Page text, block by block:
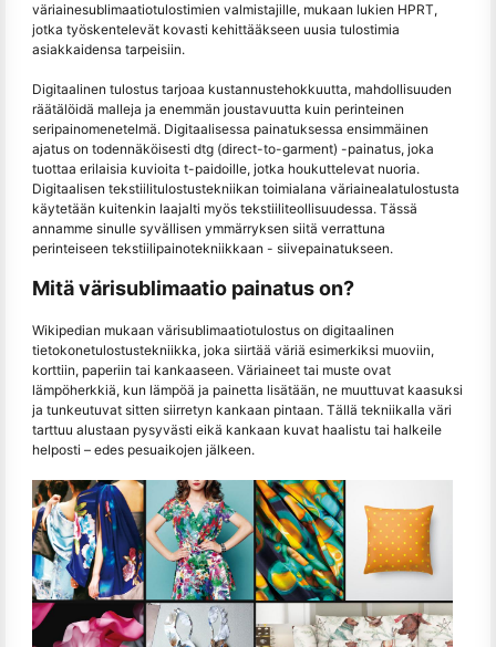
väriainesublimaatiotulostimien valmistajille, mukaan lukien HPRT,
jotka työskentelevät kovasti kehittääkseen uusia tulostimia
asiakkaidensa tarpeisiin.
Digitaalinen tulostus tarjoaa kustannustehokkuutta, mahdollisuuden
räätälöidä malleja ja enemmän joustavuutta kuin perinteinen
seripainomenetelmä. Digitaalisessa painatuksessa ensimmäinen
ajatus on todennäköisesti dtg (direct-to-garment) -painatus, joka
tuottaa erilaisia kuvioita t-paidoille, jotka houkuttelevat nuoria.
Digitaalisen tekstiilitulostustekniikan toimialana väriainealatulostusta
käytetään kuitenkin laajalti myös tekstiiliteollisuudessa. Tässä
annamme sinulle syvällisen ymmärryksen siitä verrattuna
perinteiseen tekstiilipainotekniikkaan - siivepainatukseen.
Mitä värisublimaatio painatus on?
Wikipedian mukaan värisublimaatiotulostus on digitaalinen
tietokonetulostustekniikka, joka siirtää väriä esimerkiksi muoviin,
korttiin, paperiin tai kankaaseen. Väriaineet tai muste ovat
lämpöherkkiä, kun lämpöä ja painetta lisätään, ne muuttuvat kaasuksi
ja tunkeutuvat sitten siirretyn kankaan pintaan. Tällä tekniikalla väri
tarttuu alustaan pysyvästi eikä kankaan kuvat haalistu tai halkeile
helposti – edes pesuaikojen jälkeen.